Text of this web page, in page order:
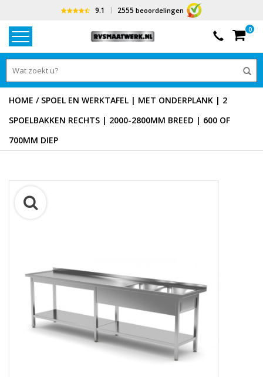
9.1 2555 beoordelingen
0
HOME / SPOEL EN WERKTAFEL | MET ONDERPLANK | 2
SPOELBAKKEN RECHTS | 2000-2800MM BREED | 600 OF
700MM DIEP